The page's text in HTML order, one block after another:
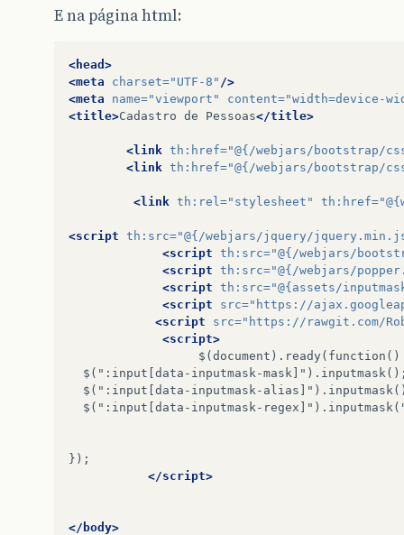
E na página html:
<head>
<meta
charset="UTF-8" />
<meta
name="viewport" content="width=device-
<title>Cadastro de Pessoas</title>
<link th:href="@{/webjars/bootstrap/
<link th:href="@{/webjars/bootstrap/
<link th:rel="stylesheet" th:href=
<script th:src="@{/webjars/jquery/
<script th:src="@{/webjars/
<script th:src="@{/webjars/
<script th:src="@{assets/
<script
src="https://
<script
src="https://rawgit.com/
<script>
$(document).ready(function()
</script>
</body>